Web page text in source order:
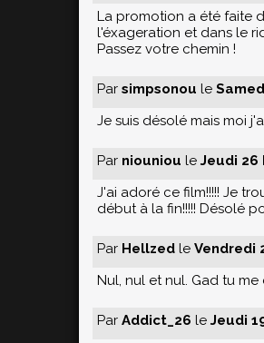
La promotion a été faite
l'éxageration et dans le
Passez votre chemin !
Par simpsonou le
Je suis désolé mais moi
Par niouniou le Jeudi 26
J'ai adoré ce film!!!!! Je
début à la fin!!!!! Désolé
Par Hellzed le Vendredi
Nul, nul et nul. Gad tu me
Par Addict_26 le Jeudi